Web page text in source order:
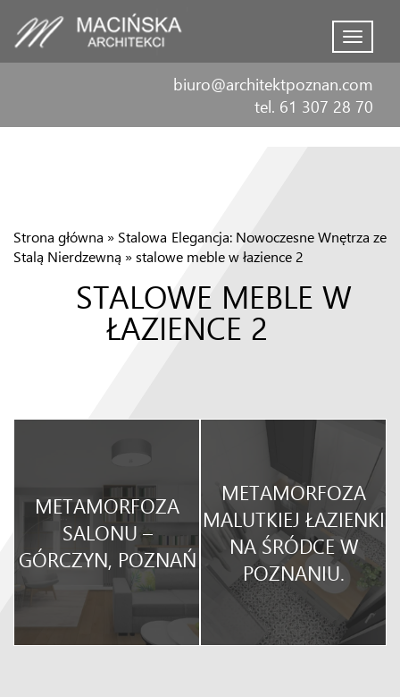
Menu
biuro@architektpoznan.com
tel. 61 307 28 70
Strona główna » Stalowa Elegancja: Nowoczesne Wnętrza ze
Stalą Nierdzewną »stalowe meble w łazience 2
STALOWE MEBLE W
ŁAZIENCE 2
METAMORFOZA
SALONU –
GÓRCZYN, POZNAŃ
METAMORFOZA
MALUTKIEJ ŁAZIENKI
NA ŚRÓDCE W
POZNANIU.